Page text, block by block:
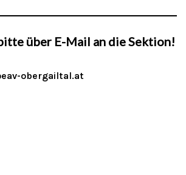
über E-Mail an die Sektion!
obergailtal.at